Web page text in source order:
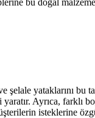
bu doğal
yataklarını bu
yaratır. Ayrıca, farklı
isteklerine